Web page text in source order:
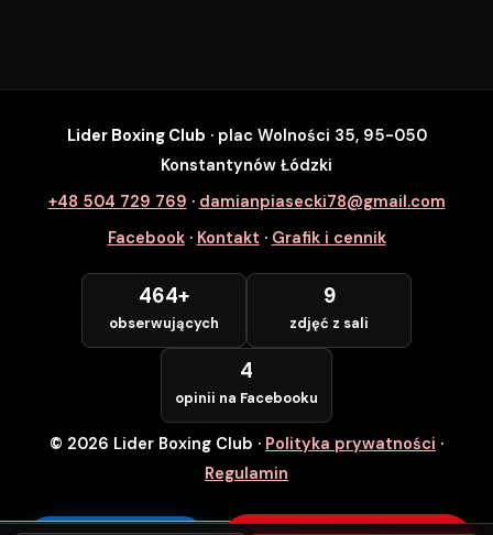
SZYBKI ZAPIS
Zapisz się na wybrane zajęcia
Numer Telefonu *
POTWIERDZAM — WCHODZĘ ZA
DARMO
Lider Boxing Club · plac Wolności 35, 95-050
Konstantynów Łódzki
+48 504 729 769 · damianpiasecki78@gmail.com
Facebook· Kontakt · Grafik i cennik
464+
obserwujących
9
zdjęć z sali
4
opinii na Facebooku
© 2026 Lider Boxing Club · Polityka prywatności ·
Regulamin